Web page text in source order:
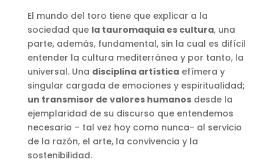
El mundo del toro tiene que explicar a la
sociedad que la tauromaquia es cultura, una
parte, además, fundamental, sin la cual es difícil
entender la cultura mediterránea y por tanto, la
universal. Una disciplina artísticaefímera y
singular cargada de emociones y espiritualidad;
un transmisor de valores humanosdesde la
ejemplaridad de su discurso que entendemos
necesario – tal vez hoy como nunca- al servicio
de la razón, el arte, la convivencia y la
sostenibilidad.